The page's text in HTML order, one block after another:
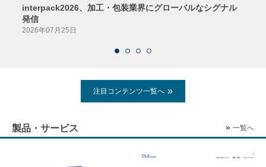
interpack2026、加工・包装業界にグローバルなシグナル
発信
2026年07月25日
注目コンテンツ一覧へ
製品・サービス 一覧へ